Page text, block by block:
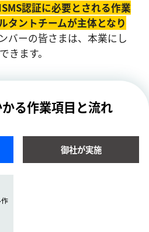
認証に必要とされる作業
タントチームが主体となり
バーの皆さまは、本業にし
きます。
る作業項目と流れ
御社が実施